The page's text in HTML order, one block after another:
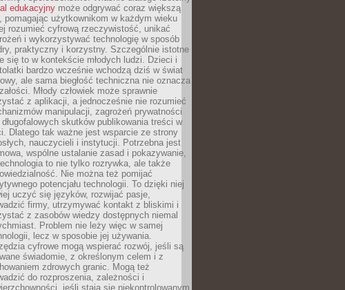
edukacyjny może odgrywać coraz większą
pomagając użytkownikom w każdym wieku
rozumieć cyfrową rzeczywistość, unikać
i wykorzystywać technologię w sposób
praktyczny i korzystny. Szczególnie istotne
się to w kontekście młodych ludzi. Dzieci i
bardzo wcześnie wchodzą dziś w świat
ale sama biegłość techniczna nie oznacza
Młody człowiek może sprawnie
z aplikacji, a jednocześnie nie rozumieć
manipulacji, zagrożeń prywatności
skutków publikowania treści w
Dlatego tak ważne jest wsparcie ze strony
nauczycieli i instytucji. Potrzebna jest
wspólne ustalanie zasad i pokazywanie,
to nie tylko rozrywka, ale także
Nie można też pomijać
potencjału technologii. To dzięki niej
uczyć się języków, rozwijać pasje,
firmy, utrzymywać kontakt z bliskimi i
z zasobów wiedzy dostępnych niemal
Problem nie leży więc w samej
lecz w sposobie jej używania.
cyfrowe mogą wspierać rozwój, jeśli są
świadomie, z określonym celem i z
zdrowych granic. Mogą też
do rozproszenia, zależności i
jeśli stają się niekontrolowanym